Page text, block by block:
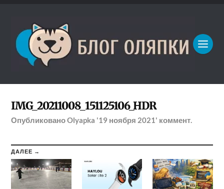
IMG_20211008_151125106_HDR
ОпубликованоOlyapka '19 ноября 2021' коммент.
ДАЛЕЕ →